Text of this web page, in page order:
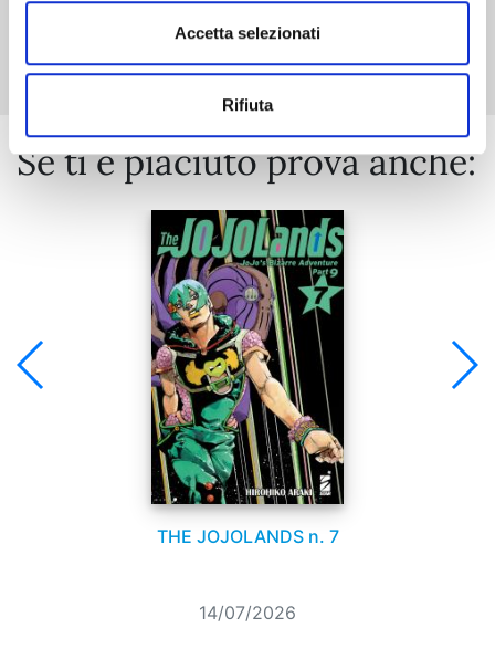
Accetta selezionati
Rifiuta
Mostra tutto
Se ti è piaciuto prova anche:
THE JOJOLANDS n. 7
14/07/2026